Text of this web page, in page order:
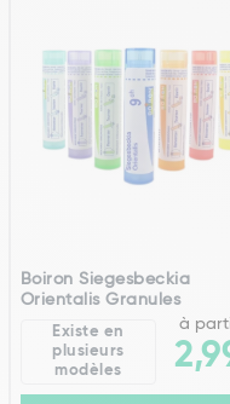
Boiron Siegesbeckia
Orientalis Granules
Existe en
plusieurs
modèles
à